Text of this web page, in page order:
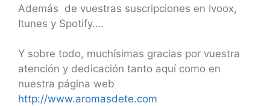
Además de vuestras suscripciones en Ivoox,
Itunes y Spotify….
Y sobre todo, muchísimas gracias por vuestra
atención y dedicación tanto aquí como en
nuestra página web
http://www.aromasdete.com